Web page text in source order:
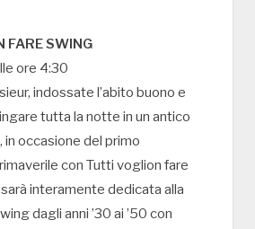
FARE SWING
ore 4:30
indossate l’abito buono e
tutta la notte in un antico
in occasione del primo
con Tutti voglion fare
interamente dedicata alla
dagli anni ’30 ai ’50 con